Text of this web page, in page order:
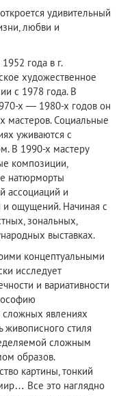
удивительный
любви и
года в г.
художественное
с 1978 года. В
х — 1980-х годов он
Социальные
уживаются с
В 1990-х мастеру
композиции,
натюрморты
ассоциаций и
и ощущений. Начиная с
зональных,
выставках.
концептуальными
исследует
и вариативности
сложных явлениях
стиля
сложным
образов.
картины, тонкий
Все это наглядно